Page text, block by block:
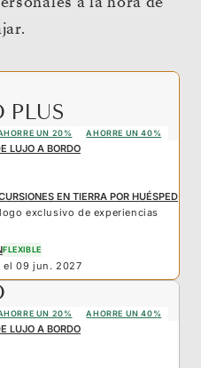
PLUS
UN 20% AHORRE UN 40%
LUJO A BORDO
EN TIERRA POR HUÉSPED
exclusivo de experiencias
FLEXIBLE
el 09 jun. 2027
UN 20% AHORRE UN 40%
LUJO A BORDO